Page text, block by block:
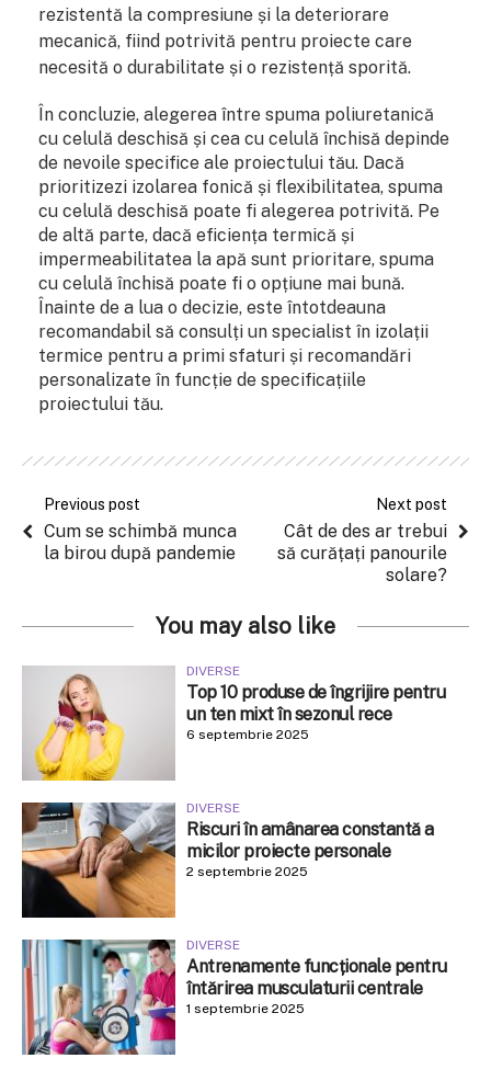
rezistentă la compresiune și la deteriorare
mecanică, fiind potrivită pentru proiecte care
necesită o durabilitate și o rezistență sporită.
În concluzie, alegerea între spuma poliuretanică
cu celulă deschisă și cea cu celulă închisă depinde
de nevoile specifice ale proiectului tău. Dacă
prioritizezi izolarea fonică și flexibilitatea, spuma
cu celulă deschisă poate fi alegerea potrivită. Pe
de altă parte, dacă eficiența termică și
impermeabilitatea la apă sunt prioritare, spuma
cu celulă închisă poate fi o opțiune mai bună.
Înainte de a lua o decizie, este întotdeauna
recomandabil să consulți un specialist în izolații
termice pentru a primi sfaturi și recomandări
personalizate în funcție de specificațiile
proiectului tău.
Previous post
Cum se schimbă munca
la birou după pandemie
Next post
Cât de des ar trebui
să curățați panourile
solare?
You may also like
DIVERSE
Top 10 produse de îngrijire pentru
un ten mixt în sezonul rece
6 septembrie 2025
DIVERSE
Riscuri în amânarea constantă a
micilor proiecte personale
2 septembrie 2025
DIVERSE
Antrenamente funcționale pentru
întărirea musculaturii centrale
1 septembrie 2025